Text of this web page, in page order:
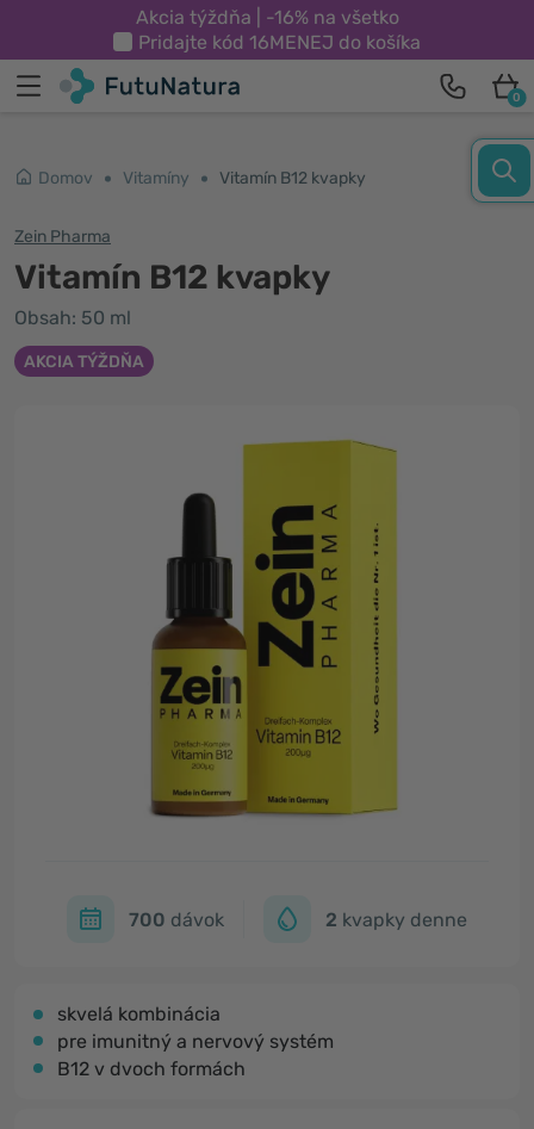
Akcia týždňa | -16% na všetko
Pridajte kód 16MENEJ do košíka
0
Domov Vitamíny Vitamín B12 kvapky
Zein Pharma
Vitamín B12 kvapky
Obsah: 50 ml
AKCIA TÝŽDŇA
700 dávok 2 kvapky denne
skvelá kombinácia
pre imunitný a nervový systém
B12 v dvoch formách